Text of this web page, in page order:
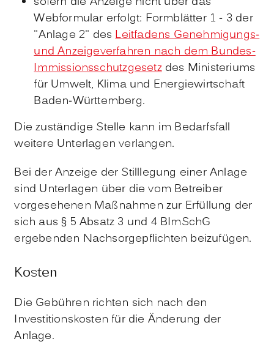
Webformular erfolgt: Formblätter 1 - 3 der
"Anlage 2" desLeitfadens Genehmigungs-
und Anzeigeverfahren nach dem Bundes-
Immissionsschutzgesetzdes Ministeriums
für Umwelt, Klima und Energiewirtschaft
Baden-Württemberg.
Die zuständige Stelle kann im Bedarfsfall
weitere Unterlagen verlangen.
Bei der Anzeige der Stilllegung einer Anlage
sind Unterlagen über die vom Betreiber
vorgesehenen Maßnahmen zur Erfüllung der
sich aus § 5 Absatz 3 und 4 BImSchG
ergebenden Nachsorgepflichten beizufügen.
Kosten
Die Gebühren richten sich nach den
Investitionskosten für die Änderung der
Anlage.